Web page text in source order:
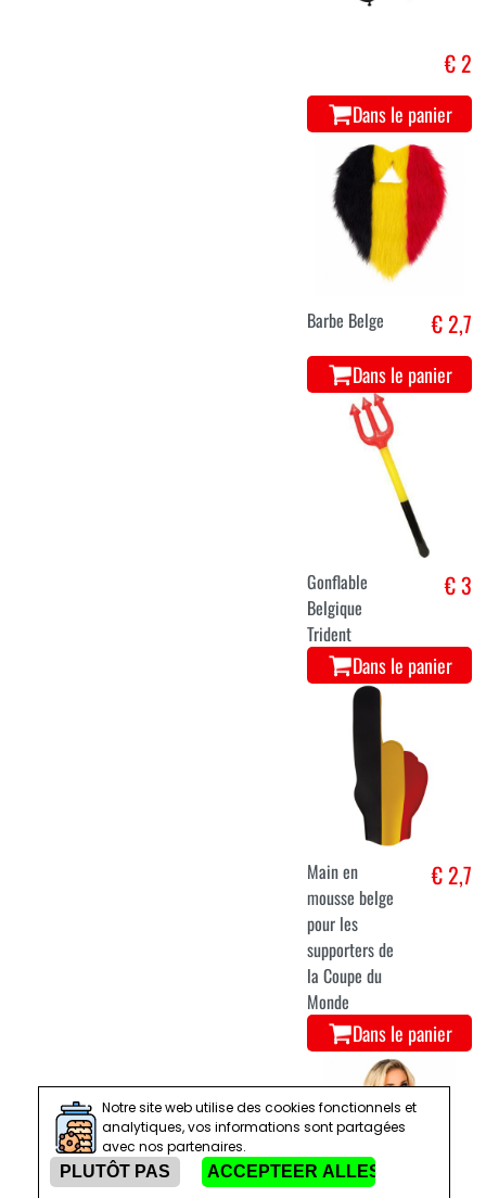
€ 2
Dans le panier
Barbe Belge € 2,7
Dans le panier
Gonflable
Belgique
Trident
€ 3
Dans le panier
Main en
mousse belge
pour les
supporters de
la Coupe du
Monde
€ 2,7
Dans le panier
Notre site web utilise des cookies fonctionnels et
analytiques, vos informations sont partagées
avec nos partenaires.